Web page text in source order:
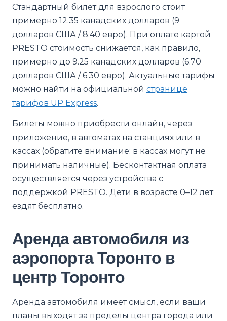
Стандартный билет для взрослого стоит
примерно 12.35 канадских долларов (9
долларов США / 8.40 евро). При оплате картой
PRESTO стоимость снижается, как правило,
примерно до 9.25 канадских долларов (6.70
долларов США / 6.30 евро). Актуальные тарифы
можно найти на официальной странице
тарифов UP Express.
Билеты можно приобрести онлайн, через
приложение, в автоматах на станциях или в
кассах (обратите внимание: в кассах могут не
принимать наличные). Бесконтактная оплата
осуществляется через устройства с
поддержкой PRESTO. Дети в возрасте 0–12 лет
ездят бесплатно.
Аренда автомобиля из
аэропорта Торонто в
центр Торонто
Аренда автомобиля имеет смысл, если ваши
планы выходят за пределы центра города или